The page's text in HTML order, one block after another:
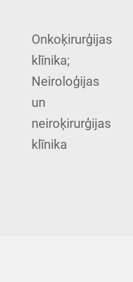
Onkoķirurģijas
klīnika;
Neiroloģijas
un
neiroķirurģijas
klīnika